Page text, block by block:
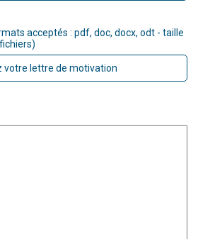
acceptés : pdf, doc, docx, odt - taille
votre lettre de motivation